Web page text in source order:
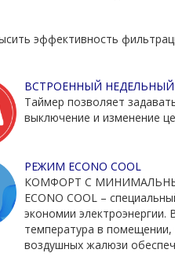
эффективность
ВСТРОЕННЫЙ
Таймер позволяет
выключение и изменение
РЕЖИМ ECONO COOL
КОМФОРТ С
ECONO COOL –
экономии
температура в помещении,
воздушных жалюзи